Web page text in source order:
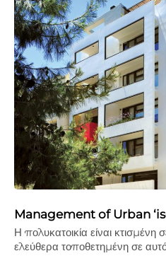
Management of Urban
Η πολυκατοικία είναι
ελεύθερα τοποθετημένη σε